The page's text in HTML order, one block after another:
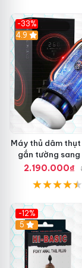
Đ
á
n
Lưu ý khi sử
vòng rung
Hasaki
-33%
Hot
4.9
Máy thủ dâm
gắn tường
dẫn
2.190.000₫
-12%
Hot
5